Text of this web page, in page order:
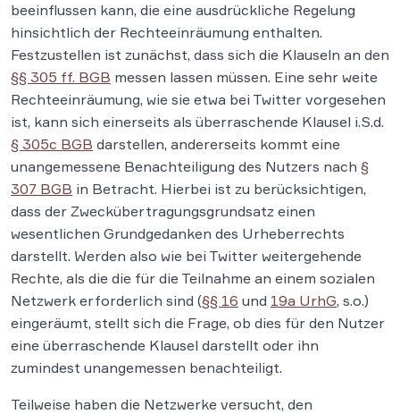
beeinflussen kann, die eine ausdrückliche Regelung
hinsichtlich der Rechteeinräumung enthalten.
Festzustellen ist zunächst, dass sich die Klauseln an den
§§ 305 ff. BGB messen lassen müssen. Eine sehr weite
Rechteeinräumung, wie sie etwa bei Twitter vorgesehen
ist, kann sich einerseits als überraschende Klausel i.S.d.
§ 305c BGB darstellen, andererseits kommt eine
unangemessene Benachteiligung des Nutzers nach §
307 BGB in Betracht. Hierbei ist zu berücksichtigen,
dass der Zweckübertragungsgrundsatz einen
wesentlichen Grundgedanken des Urheberrechts
darstellt. Werden also wie bei Twitter weitergehende
Rechte, als die die für die Teilnahme an einem sozialen
Netzwerk erforderlich sind (§§ 16 und 19a UrhG, s.o.)
eingeräumt, stellt sich die Frage, ob dies für den Nutzer
eine überraschende Klausel darstellt oder ihn
zumindest unangemessen benachteiligt.
Teilweise haben die Netzwerke versucht, den